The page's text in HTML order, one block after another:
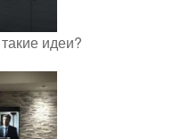
идеи?